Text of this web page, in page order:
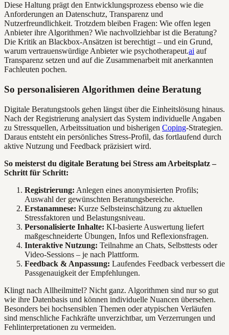
Diese Haltung prägt den Entwicklungsprozess ebenso wie die
Anforderungen an Datenschutz, Transparenz und
Nutzerfreundlichkeit. Trotzdem bleiben Fragen: Wie offen legen
Anbieter ihre Algorithmen? Wie nachvollziehbar ist die Beratung?
Die Kritik an Blackbox-Ansätzen ist berechtigt – und ein Grund,
warum vertrauenswürdige Anbieter wie psychotherapeut.ai auf
Transparenz setzen und auf die Zusammenarbeit mit anerkannten
Fachleuten pochen.
So personalisieren Algorithmen deine Beratung
Digitale Beratungstools gehen längst über die Einheitslösung hinaus.
Nach der Registrierung analysiert das System individuelle Angaben
zu Stressquellen, Arbeitssituation und bisherigen Coping-Strategien.
Daraus entsteht ein persönliches Stress-Profil, das fortlaufend durch
aktive Nutzung und Feedback präzisiert wird.
So meisterst du digitale Beratung bei Stress am Arbeitsplatz –
Schritt für Schritt:
Registrierung: Anlegen eines anonymisierten Profils;
Auswahl der gewünschten Beratungsbereiche.
Erstanamnese: Kurze Selbsteinschätzung zu aktuellen
Stressfaktoren und Belastungsniveau.
Personalisierte Inhalte: KI-basierte Auswertung liefert
maßgeschneiderte Übungen, Infos und Reflexionsfragen.
Interaktive Nutzung: Teilnahme an Chats, Selbsttests oder
Video-Sessions – je nach Plattform.
Feedback & Anpassung: Laufendes Feedback verbessert die
Passgenauigkeit der Empfehlungen.
Klingt nach Allheilmittel? Nicht ganz. Algorithmen sind nur so gut
wie ihre Datenbasis und können individuelle Nuancen übersehen.
Besonders bei hochsensiblen Themen oder atypischen Verläufen
sind menschliche Fachkräfte unverzichtbar, um Verzerrungen und
Fehlinterpretationen zu vermeiden.